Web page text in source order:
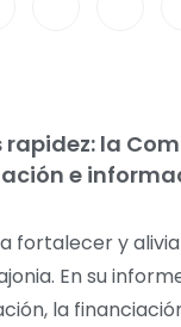
la
e
fortalecer y
En su
la